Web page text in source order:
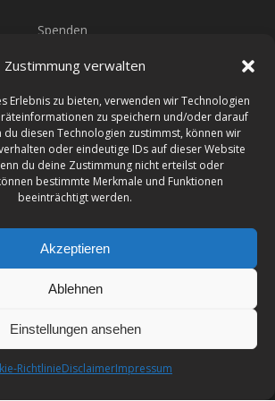
Zustimmung verwalten
Erlebnis zu bieten, verwenden wir Technologien
zu speichern und/oder darauf
du diesen Technologien zustimmst, können wir
oder eindeutige IDs auf dieser Website
du deine Zustimmung nicht erteilst oder
bestimmte Merkmale und Funktionen
beeinträchtigt werden.
Akzeptieren
Ablehnen
Einstellungen ansehen
RichtlinieDisclaimerImpressum
Spenden
Impressum
:07:36:05
FESTIVAL. Erstellt mit WordPress und dem
Highlight Theme